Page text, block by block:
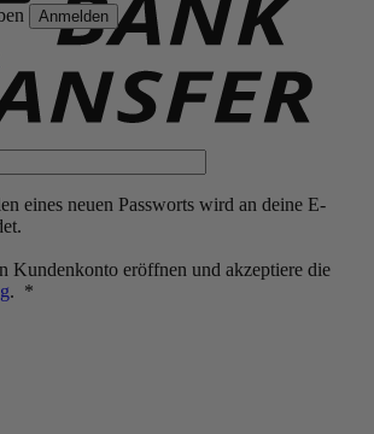
Anmelden
eines neuen Passworts wird an deine E-
Kundenkonto eröffnen und akzeptiere die
. *